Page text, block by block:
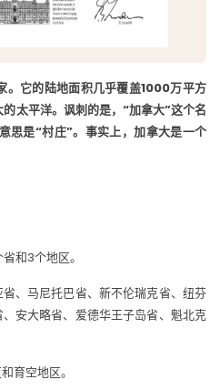
。它的陆地面积几乎覆盖1000万平方
太平洋。讽刺的是，“加拿大”这个名
是“村庄”。事实上，加拿大是一个
和3个地区。
、马尼托巴省、新不伦瑞克省、纽芬
安大略省、爱德华王子岛省、魁北克
育空地区。